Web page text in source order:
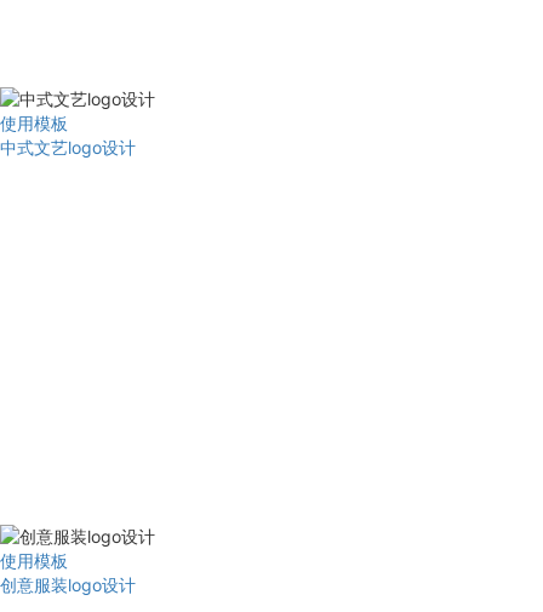
使用模板
中式文艺logo设计
使用模板
创意服装logo设计